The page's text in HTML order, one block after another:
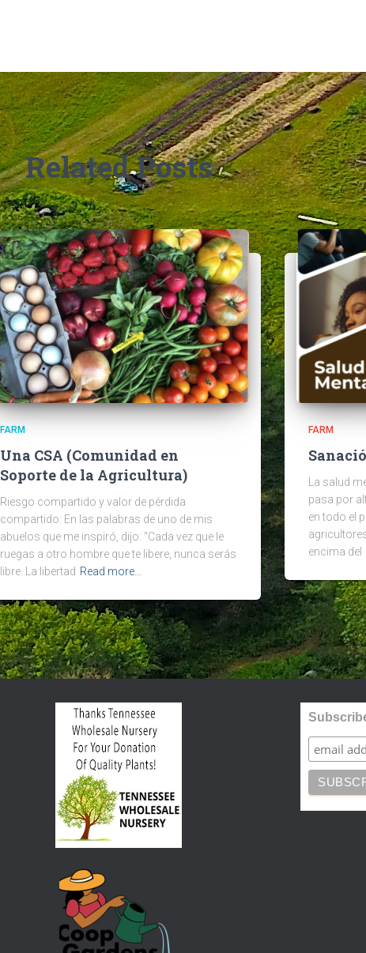
Related Posts
FARM
Una CSA (Comunidad en
Soporte de la Agricultura)
Riesgo compartido y valor de pérdida
compartido: En las palabras de uno de mis
abuelos que me inspiró, dijo: “Cada vez que le
ruegas a otro hombre que te libere, nunca serás
libre. La libertad Read more…
FARM
La salud
pasa por
en todo el
encima del